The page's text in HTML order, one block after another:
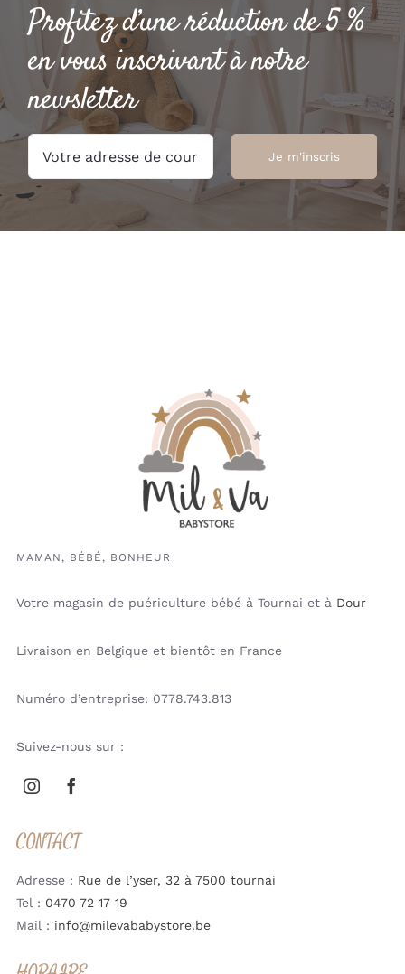
Profitez d’une réduction de 5 %
en vous inscrivant à notre
newsletter
MAMAN, BÉBÉ, BONHEUR
Votre magasin de puériculture bébé à Tournai et à Dour
Livraison en Belgique et bientôt en France
Numéro d’entreprise: 0778.743.813
Suivez-nous sur :
CONTACT
Adresse : Rue de l’yser, 32 à 7500 tournai
Tel : 0470 72 17 19
Mail : info@milevababystore.be